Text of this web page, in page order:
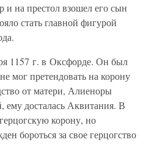
на престол взошел его сын
стать главной фигурой
1157 г. в Оксфорде. Он был
мог претендовать на корону
от матери, Алиеноры
досталась Аквитания. В
корону, но
бороться за свое герцогство